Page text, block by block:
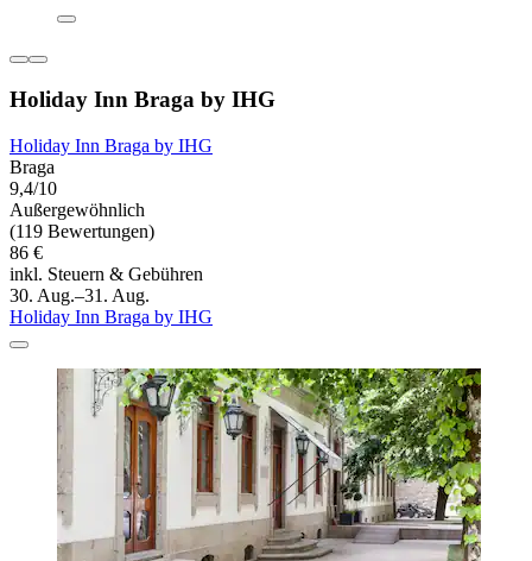
Holiday Inn Braga by IHG
Holiday Inn Braga by IHG
Braga
9,4/10
Außergewöhnlich
(119 Bewertungen)
86 €
inkl. Steuern & Gebühren
30. Aug.–31. Aug.
Holiday Inn Braga by IHG